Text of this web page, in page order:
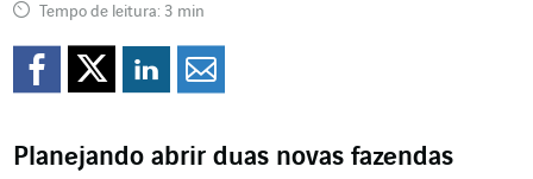
Tempo de leitura: 3 min
Compartilhar no
Compartilhar no
Compartilhar no
Planejando abrir duas novas fazendas